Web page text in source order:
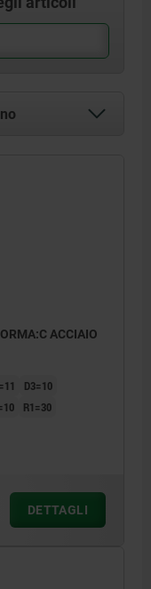
ACCIAIO
D3=10
R1=30
DETTAGLI